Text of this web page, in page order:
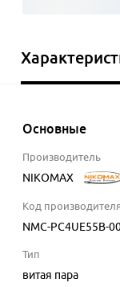
Основные
Производитель
NIKOMAX
Код производителя
NMC-PC4UE55B-
Тип
витая пара